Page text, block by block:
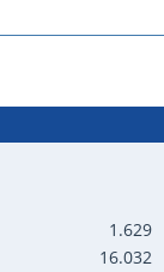
1.629
16.032